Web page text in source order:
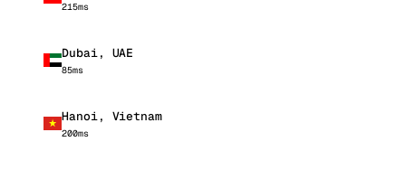
215ms
Dubai, UAE
85ms
Hanoi, Vietnam
200ms